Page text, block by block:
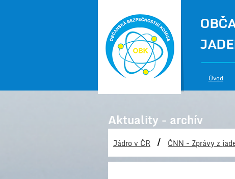
Úvod
Aktuality - archív
Jádro v ČR / ČNN - Zprávy z